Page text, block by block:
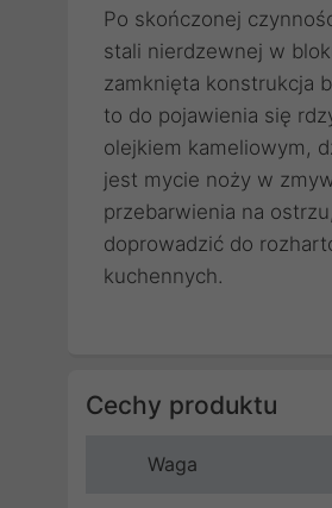
Po skończonej
stali nierdzewnej w
zamknięta konstrukcja
to do pojawienia się
olejkiem kameliowym,
jest mycie noży w
przebarwienia na
doprowadzić do
kuchennych.
Cechy produktu
Waga